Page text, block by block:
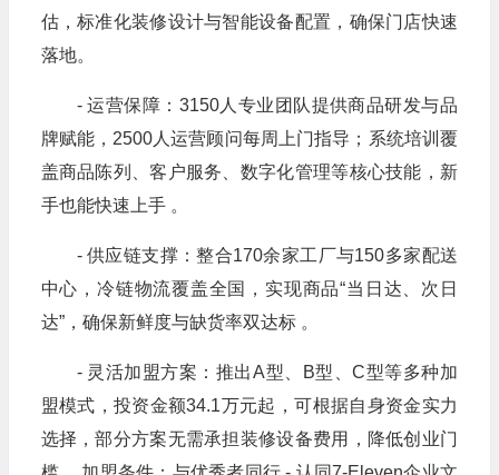
估，标准化装修设计与智能设备配置，确保门店快速
落地。
- 运营保障：3150人专业团队提供商品研发与品
牌赋能，2500人运营顾问每周上门指导；系统培训覆
盖商品陈列、客户服务、数字化管理等核心技能，新
手也能快速上手 。
- 供应链支撑：整合170余家工厂与150多家配送
中心，冷链物流覆盖全国，实现商品“当日达、次日
达”，确保新鲜度与缺货率双达标 。
- 灵活加盟方案：推出A型、B型、C型等多种加
盟模式，投资金额34.1万元起，可根据自身资金实力
选择，部分方案无需承担装修设备费用，降低创业门